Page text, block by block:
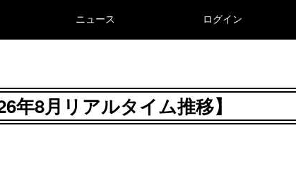
ニュース ログイン
8月リアルタイム推移】